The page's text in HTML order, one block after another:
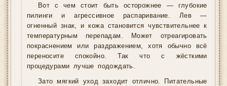
Вот с чем стоит быть осторожнее — глубокие
пилинги и агрессивное распаривание. Лев —
огненный знак, и кожа становится чувствительнее к
температурным перепадам. Может отреагировать
покраснением или раздражением, хотя обычно всё
переносите спокойно. Так что с жёсткими
процедурами лучше подождать.
Зато мягкий уход заходит отлично. Питательные